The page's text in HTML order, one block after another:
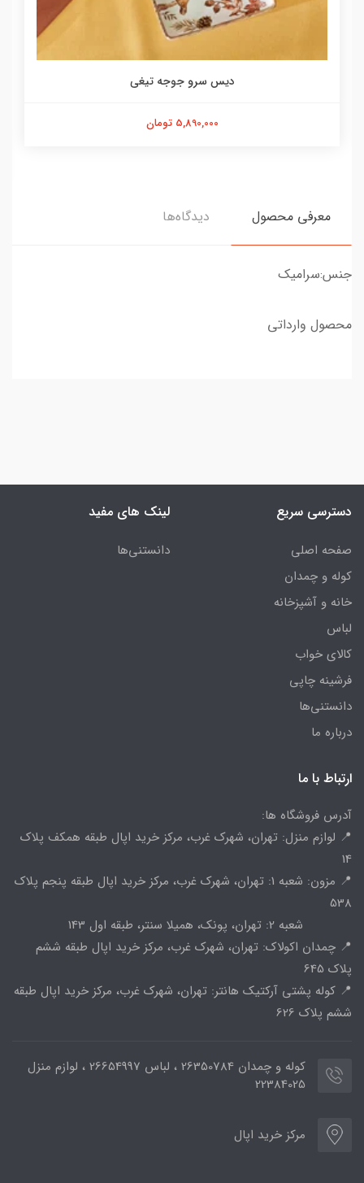
دیس سرو جوجه تیغی
5,890,000 تومان
معرفی محصول دیدگاه‌ها
جنس:سرامیک
محصول وارداتی
دسترسی سریع
صفحه اصلی
کوله و چمدان
خانه و آشپزخانه
لباس
کالای خواب
فرشینه چاپی
دانستنی‌ها
درباره ما
لینک های مفید
دانستنی‌ها
ارتباط با ما
آدرس فروشگاه ها:
📍 لوازم منزل: تهران، شهرک غرب، مرکز خرید اپال طبقه همکف پلاک
14
📍 مزون: شعبه 1: تهران، شهرک غرب، مرکز خرید اپال طبقه پنجم پلاک
538
شعبه 2: تهران، پونک، همیلا سنتر، طبقه اول 143
📍 چمدان اکولاک: تهران، شهرک غرب، مرکز خرید اپال طبقه ششم
پلاک 645
📍 کوله پشتی آرکتیک هانتر: تهران، شهرک غرب، مرکز خرید اپال طبقه
ششم پلاک 626
کوله و چمدان 26350784 ، لباس 26654997 ، لوازم منزل
22384025
مرکز خرید اپال